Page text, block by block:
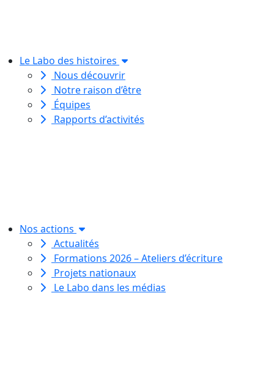
Le Labo des histoires
Nous découvrir
Notre raison d’être
Équipes
Rapports d’activités
Nos actions
Actualités
Formations 2026 – Ateliers d’écriture
Projets nationaux
Le Labo dans les médias